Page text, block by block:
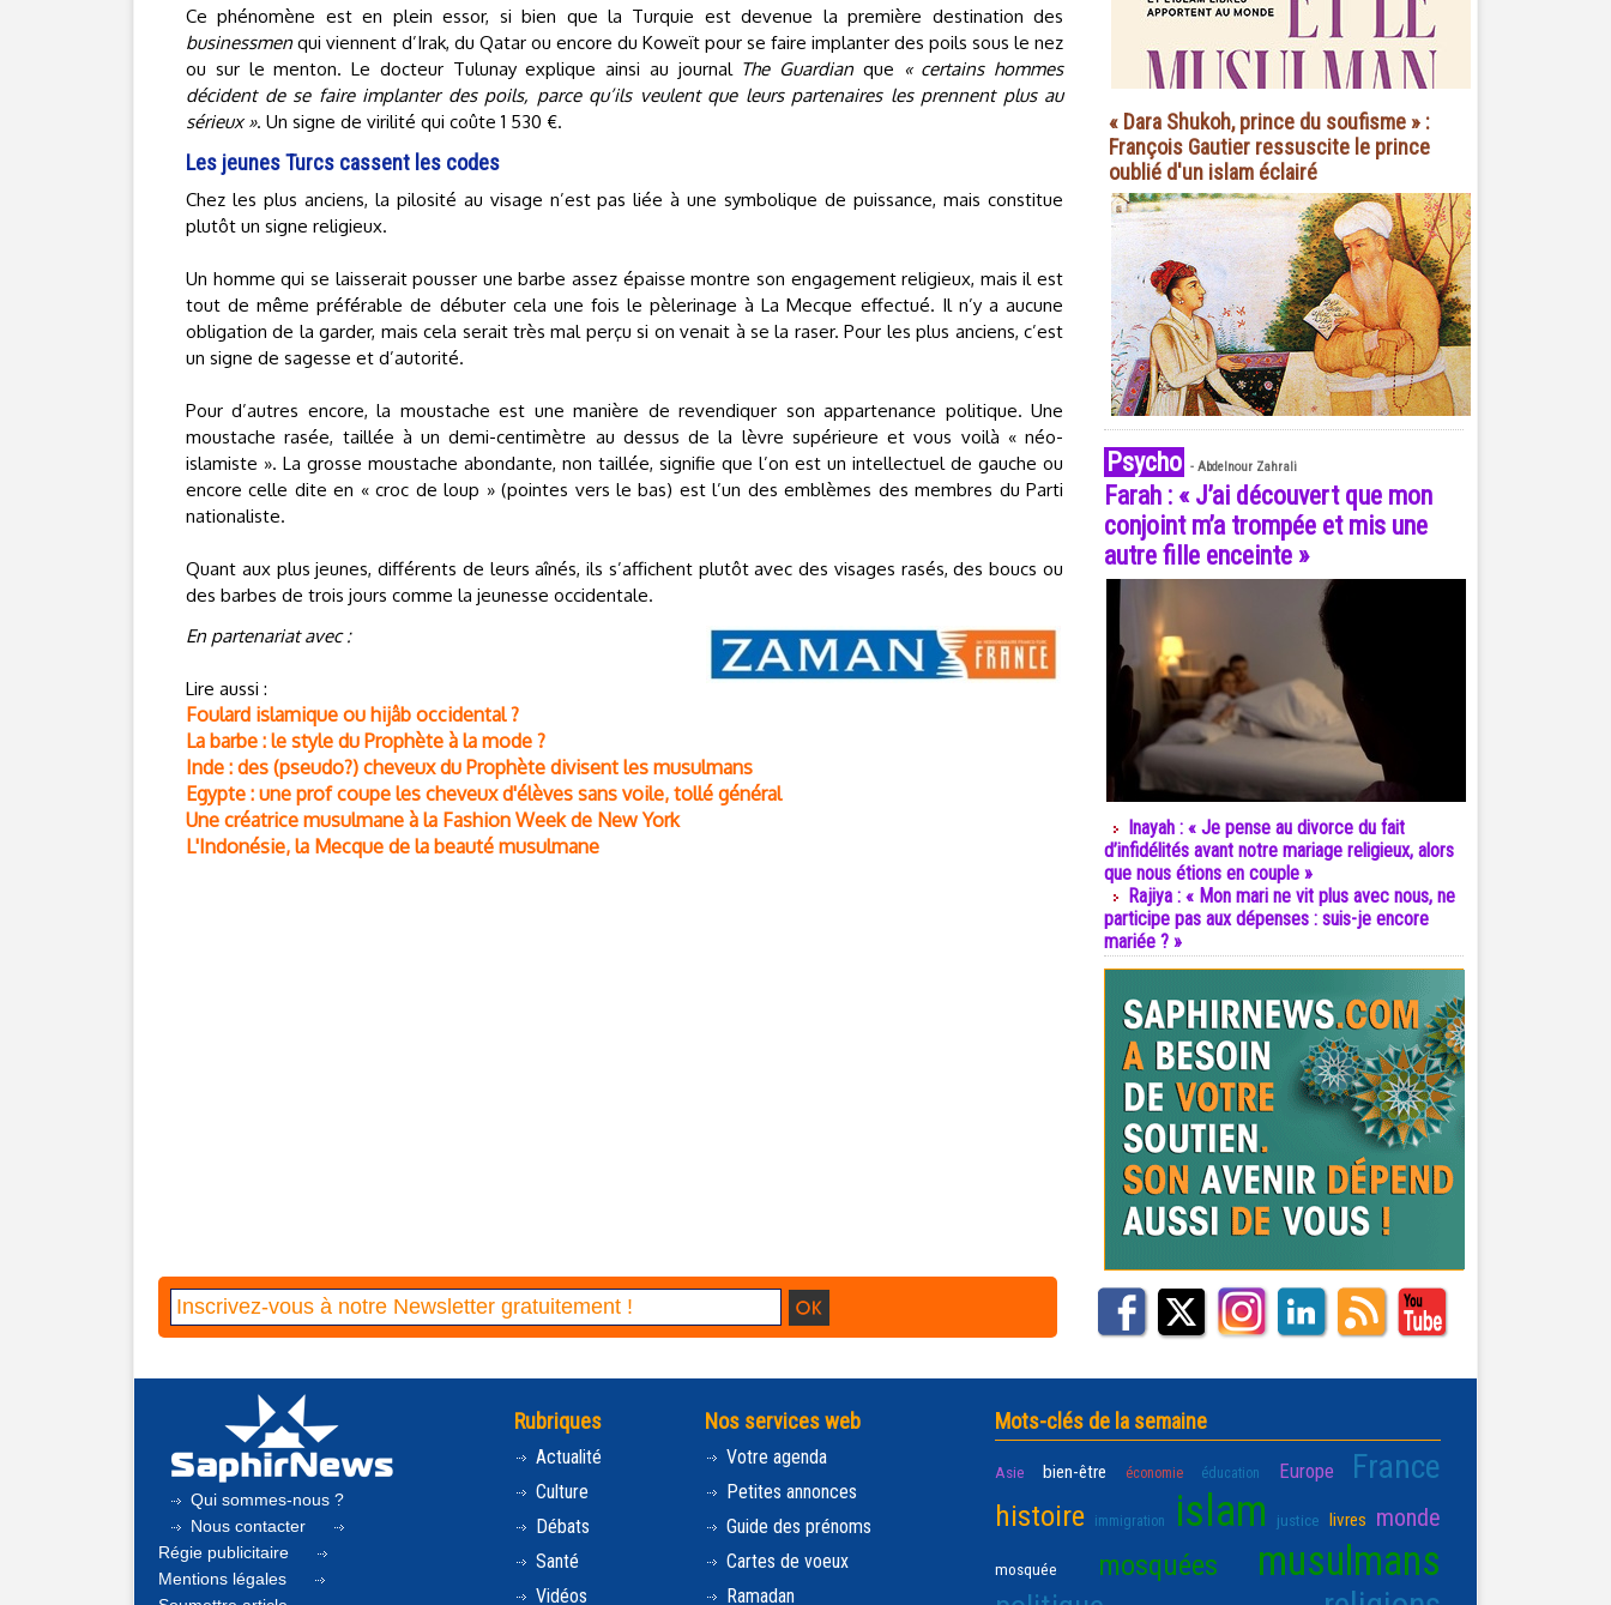
Ce phénomène est en plein essor, si bien que la Turquie est devenue la première destination des
businessmen qui viennent d’Irak, du Qatar ou encore du Koweït pour se faire implanter des poils sous le nez
ou sur le menton. Le docteur Tulunay explique ainsi au journal The Guardian que « certains hommes
décident de se faire implanter des poils, parce qu’ils veulent que leurs partenaires les prennent plus au
sérieux ». Un signe de virilité qui coûte 1 530 €.
Les jeunes Turcs cassent les codes
Chez les plus anciens, la pilosité au visage n’est pas liée à une symbolique de puissance, mais constitue
plutôt un signe religieux.
Un homme qui se laisserait pousser une barbe assez épaisse montre son engagement religieux, mais il est
tout de même préférable de débuter cela une fois le pèlerinage à La Mecque effectué. Il n’y a aucune
obligation de la garder, mais cela serait très mal perçu si on venait à se la raser. Pour les plus anciens, c’est
un signe de sagesse et d’autorité.
Pour d’autres encore, la moustache est une manière de revendiquer son appartenance politique. Une
moustache rasée, taillée à un demi-centimètre au dessus de la lèvre supérieure et vous voilà « néo-
islamiste ». La grosse moustache abondante, non taillée, signifie que l’on est un intellectuel de gauche ou
encore celle dite en « croc de loup » (pointes vers le bas) est l’un des emblèmes des membres du Parti
nationaliste.
Quant aux plus jeunes, différents de leurs aînés, ils s’affichent plutôt avec des visages rasés, des boucs ou
des barbes de trois jours comme la jeunesse occidentale.
En partenariat avec :
Lire aussi :
Foulard islamique ou hijâb occidental ?
La barbe : le style du Prophète à la mode ?
Inde : des (pseudo?) cheveux du Prophète divisent les musulmans
Egypte : une prof coupe les cheveux d'élèves sans voile, tollé général
Une créatrice musulmane à la Fashion Week de New York
L'Indonésie, la Mecque de la beauté musulmane
« Dara Shukoh, prince du soufisme » :
François Gautier ressuscite le prince
oublié d'un islam éclairé
Psycho - Abdelnour Zahrali
Farah : « J’ai découvert que mon
conjoint m’a trompée et mis une
autre fille enceinte »
Inayah : « Je pense au divorce du fait
d’infidélités avant notre mariage religieux, alors
que nous étions en couple »
Rajiya : « Mon mari ne vit plus avec nous, ne
participe pas aux dépenses : suis-je encore
mariée ? »
Qui sommes-nous ?
Nous contacter
Régie publicitaire
Mentions légales
Rubriques
Actualité
Culture
Débats
Santé
Vidéos
Nos services web
Votre agenda
Petites annonces
Guide des prénoms
Cartes de voeux
Ramadan
Mots-clés de la semaine
Asie bien-être économie éducation Europe France
histoire immigration islam justice livres monde
mosquée mosquées musulmans